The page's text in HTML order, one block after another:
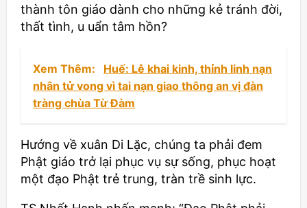
thành tôn giáo dành cho những kẻ tránh đời,
thất tình, u uẩn tâm hồn?
Xem Thêm:
Huế: Lễ khai kinh, thỉnh linh nạn
nhân tử vong vì tai nạn giao thông an vị đàn
tràng chùa Từ Đàm
Hướng về xuân Di Lặc, chúng ta phải đem
Phật giáo trở lại phục vụ sự sống, phục hoạt
một đạo Phật trẻ trung, tràn trề sinh lực.